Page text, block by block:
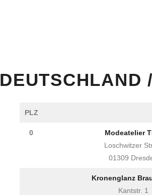
DEUTSCHLAND
PLZ
0
Modeatelier
Loschwitzer
01309
Kronenglanz
Kantstr. 1